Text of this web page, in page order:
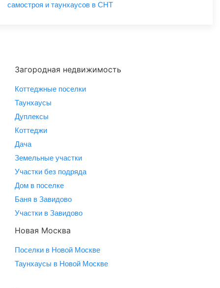
самостроя и таунхаусов в СНТ
Загородная недвижимость
Коттеджные поселки
Таунхаусы
Дуплексы
Коттеджи
Дача
Земельные участки
Участки без подряда
Дом в поселке
Баня в Завидово
Участки в Завидово
Новая Москва
Поселки в Новой Москве
Таунхаусы в Новой Москве